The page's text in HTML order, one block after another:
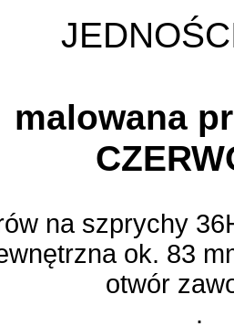
malowana
na szprychy
ok. 83
otwór
.